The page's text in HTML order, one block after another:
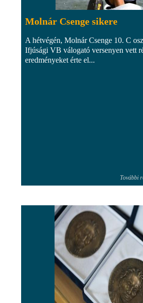
Molnár Csenge sikere
A hétvégén, Molnár Csenge 10. C
Ifjúsági VB válogató versenyen vett
eredményeket érte el...
További